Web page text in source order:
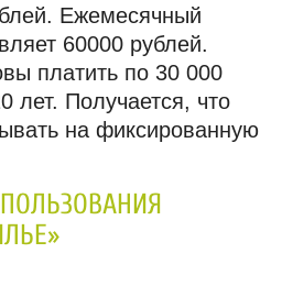
Ежемесячный
60000 рублей.
платить по 30 000
лет. Получается, что
на фиксированную